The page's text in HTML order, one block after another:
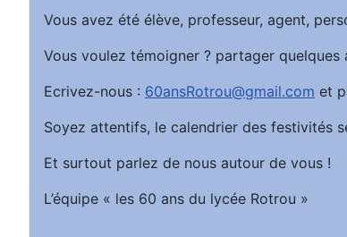
Vous avez été élève, professeur, agent,
Vous voulez témoigner ? partager
Ecrivez-nous : 60ansRotrou@gmail.com et
Soyez attentifs, le calendrier des festivités
Et surtout parlez de nous autour de vous !
L’équipe « les 60 ans du lycée Rotrou »